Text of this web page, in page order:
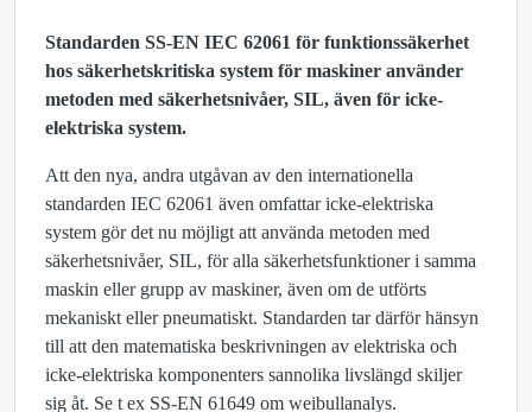
Standarden SS-EN IEC 62061 för funktionssäkerhet
hos säkerhetskritiska system för maskiner använder
metoden med säkerhetsnivåer, SIL, även för icke-
elektriska system.
Att den nya, andra utgåvan av den internationella
standarden IEC 62061 även omfattar icke-elektriska
system gör det nu möjligt att använda metoden med
säkerhetsnivåer, SIL, för alla säkerhetsfunktioner i samma
maskin eller grupp av maskiner, även om de utförts
mekaniskt eller pneumatiskt. Standarden tar därför hänsyn
till att den matematiska beskrivningen av elektriska och
icke-elektriska komponenters sannolika livslängd skiljer
sig åt. Se t ex SS-EN 61649 om weibullanalys.